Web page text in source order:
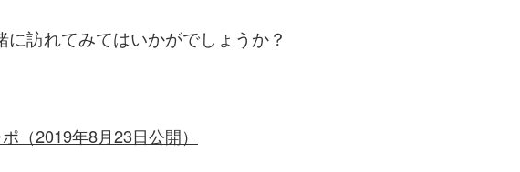
訪れてみてはいかがでしょうか？
（2019年8月23日公開）